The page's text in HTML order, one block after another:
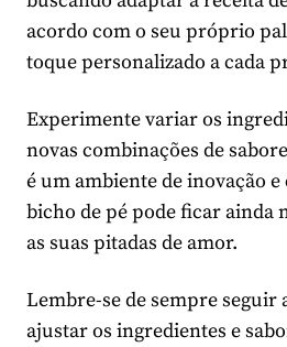
acordo com o seu próprio
toque personalizado a cada
Experimente variar os
novas combinações de
é um ambiente de inovação
bicho de pé pode ficar ainda
as suas pitadas de amor.
Lembre-se de sempre seguir
ajustar os ingredientes e